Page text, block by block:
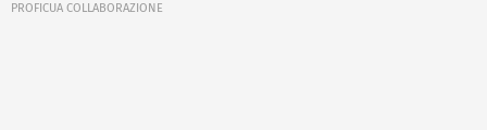
PROFICUA COLLABORAZIONE